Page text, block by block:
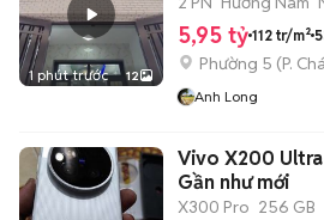
1 phút trước 12
5,95 tỷ 112 tr/m²
Phường 5 (P.
Anh Long
Vivo X200 Ultra
Gần như mới
X300 Pro 256 GB